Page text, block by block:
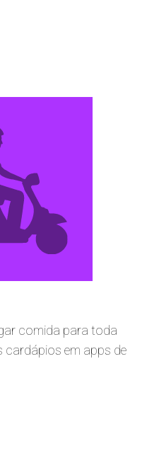
comida para toda
cardápios em apps de